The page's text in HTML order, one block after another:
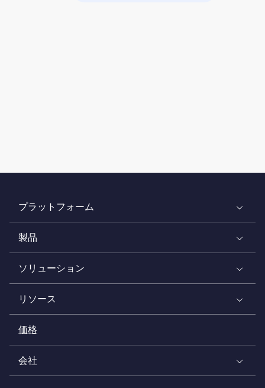
プラットフォーム
製品
ソリューション
リソース
価格
会社